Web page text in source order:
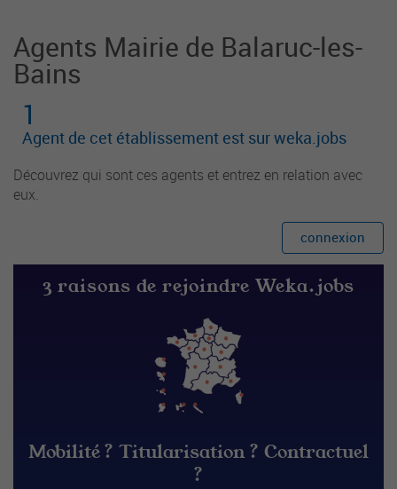
Agents Mairie de Balaruc-les-
Bains
1
Agent de cet établissement est sur weka.jobs
Découvrez qui sont ces agents et entrez en relation avec
eux.
connexion
3 raisons de rejoindre Weka.jobs
Mobilité ? Titularisation ? Contractuel
?